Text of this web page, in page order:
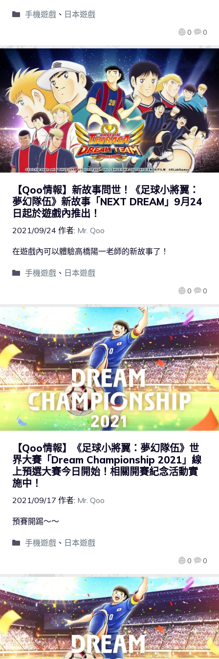
0 0
手機遊戲、 日本遊戲
【Qoo情報】新故事問世！《足球小將翼：
夢幻隊伍》新故事「NEXT DREAM」9月24
日起於遊戲內推出！
2021/09/24 作者: Mr. Qoo
0 0
在遊戲內可以體驗高橋陽一老師的新故事了！
手機遊戲、 日本遊戲
【Qoo情報】《足球小將翼：夢幻隊伍》世
界大賽「Dream Championship 2021」線
上預選大賽今日開始！相關開賽紀念活動實
施中！
2021/09/17 作者: Mr. Qoo
0 0
預賽開踢～～
手機遊戲、 日本遊戲